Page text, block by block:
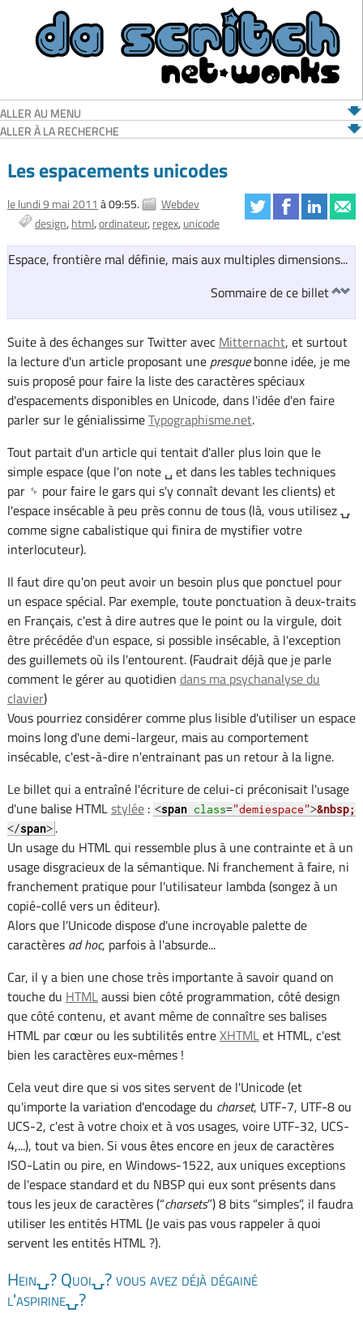
ALLER AU MENU
ALLER À LA RECHERCHE
Les espacements unicodes
le lundi 9 mai 2011 à 09:55.
Webdev
design html ordinateur regex unicode
Espace, frontière mal définie, mais aux multiples dimensions...
Sommaire de ce billet
Suite à des échanges sur Twitter avec Mitternacht, et surtout
la lecture d'un article proposant une presquebonne idée, je me
suis proposé pour faire la liste des caractères spéciaux
d'espacements disponibles en Unicode, dans l'idée d'en faire
parler sur le génialissimeTypographisme.net.
Tout partait d'un article qui tentait d'aller plus loin que le
simple espace (que l'on note ␣ et dans les tables techniques
par ␠ pour faire le gars qui s'y connaît devant les clients) et
l'espace insécable à peu près connu de tous (là, vous utilisez ⍽
comme signe cabalistique qui finira de mystifier votre
interlocuteur).
Il faut dire qu'on peut avoir un besoin plus que ponctuel pour
un espace spécial. Par exemple, toute ponctuation à deux-traits
en Français, c'est à dire autres que le point ou la virgule, doit
être précédée d'un espace, si possible insécable, à l'exception
des guillemets où ils l'entourent. (Faudrait déjà que je parle
comment le gérer au quotidien dans ma psychanalyse du
clavier)
Vous pourriez considérer comme plus lisible d'utiliser un espace
moins long d'une demi-largeur, mais au comportement
insécable, c'est-à-dire n'entrainant pas un retour à la ligne.
Le billet qui a entraîné l'écriture de celui-ci préconisait l'usage
d'une balise HTMLstylée: <span class="demiespace">&nbsp;
</span>.
Un usage du HTML qui ressemble plus à une contrainte et à un
usage disgracieux de la sémantique. Ni franchement à faire, ni
franchement pratique pour l'utilisateur lambda (songez à un
copié-collé vers un éditeur).
Alors que l'Unicode dispose d'une incroyable palette de
caractères ad hoc, parfois à l'absurde...
Car, il y a bien une chose très importante à savoir quand on
touche du HTMLaussi bien côté programmation, côté design
que côté contenu, et avant même de connaître ses balises
HTML par cœur ou les subtilités entreXHTMLet HTML, c'est
bien les caractères eux-mêmes !
Cela veut dire que si vos sites servent de l'Unicode (et
qu'importe la variation d'encodage du charset, UTF-7, UTF-8 ou
UCS-2, c'est à votre choix et à vos usages, voire UTF-32, UCS-
4,...), tout va bien. Si vous êtes encore en jeux de caractères
ISO-Latin ou pire, en Windows-1522, aux uniques exceptions
de l'espace standard et du NBSP qui eux sont présents dans
tous les jeux de caractères (“charsets”) 8 bits “simples”, il faudra
utiliser les entités HTML (Je vais pas vous rappeler à quoi
servent les entités HTML ?).
Hein⍽? Quoi⍽? vous avez déjà dégainé
l'aspirine⍽?